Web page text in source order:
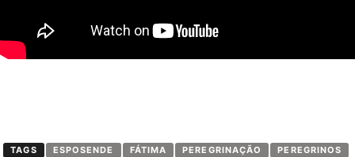
TAGS ESPOSENDE FÁTIMA PEREGRINAÇÃO PEREGRINOS